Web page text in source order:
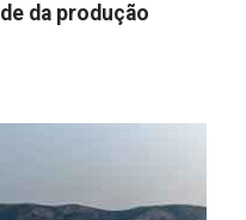
da produção